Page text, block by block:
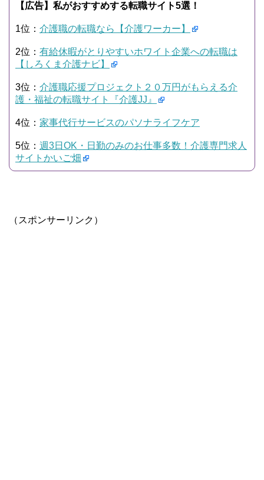
【広告】私がおすすめする転職サイト5選！
1位： 介護職の転職なら【介護ワーカー】
2位： 有給休暇がとりやすいホワイト企業への転職は
【しろくま介護ナビ】
3位： 介護職応援プロジェクト２０万円がもらえる介
護・福祉の転職サイト『介護JJ』
4位： 家事代行サービスのパソナライフケア
5位： 週3日OK・日勤のみのお仕事多数！介護専門求人
サイトかいご畑
（スポンサーリンク）